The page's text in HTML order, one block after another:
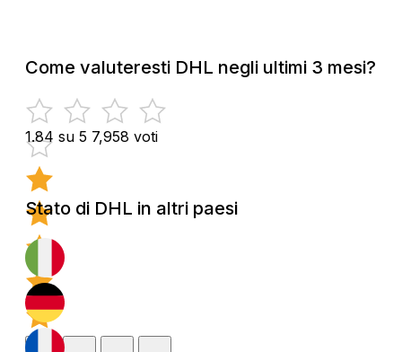
Come valuteresti DHL negli ultimi 3 mesi?
1.84 su 5 7,958 voti
Stato di DHL in altri paesi